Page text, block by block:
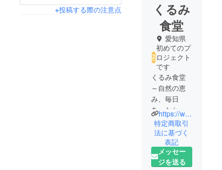
※投稿する際の注意点
くるみ
食堂
愛知県
初めてのプ
ロジェクト
です
くるみ食堂
～自然の恵
み、毎日
あったかご
はん～
名古屋・今
池の古民家
を活用し
た、やさし
https://www.instagram.com/kurumi_shokudo/
特定商取引
法に基づく
表記
メッセー
ジを送る